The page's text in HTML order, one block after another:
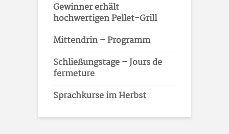
Gewinner erhält
hochwertigen Pellet-Grill
Mittendrin – Programm
Schließungstage – Jours de
fermeture
Sprachkurse im Herbst